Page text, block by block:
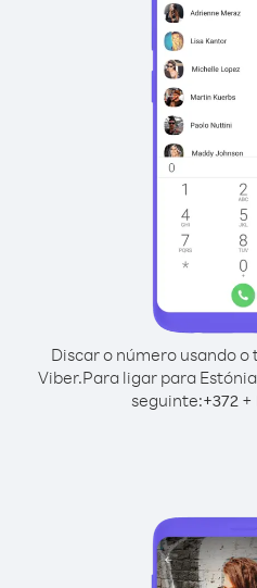
Discar o número usando
Viber.Para ligar para
seguinte:+372+